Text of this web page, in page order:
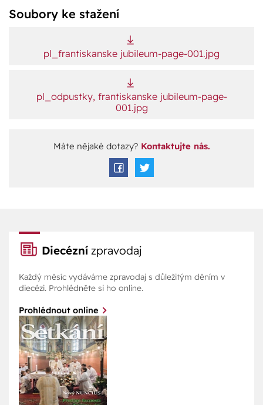
Soubory ke stažení
pl_frantiskanske jubileum-page-001.jpg
pl_odpustky, frantiskanske jubileum-page-
001.jpg
Máte nějaké dotazy?Kontaktujte nás.
Diecézní zpravodaj
Každý měsíc vydáváme zpravodaj s důležitým děním v
diecézi. Prohlédněte si ho online.
Prohlédnout online